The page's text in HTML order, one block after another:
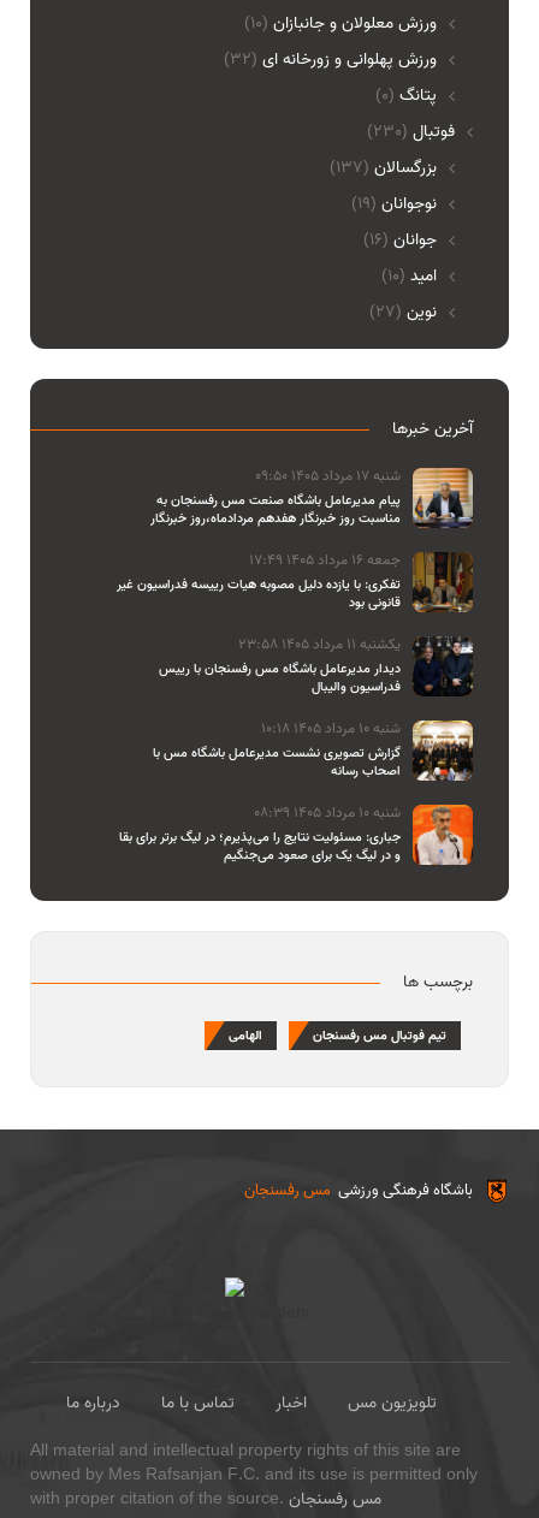
ورزش معلولان و جانبازان (10)
ورزش پهلوانی و زورخانه ای (32)
پتانگ (0)
(230) فوتبال
بزرگسالان (137)
نوجوانان (19)
جوانان (16)
امید (10)
نوین (27)
آخرین خبرها
شنبه 17 مرداد 1405 09:50
پیام مدیرعامل باشگاه صنعت مس رفسنجان به
مناسبت روز خبرنگار هفدهم مردادماه،روز خبرنگار
جمعه 16 مرداد 1405 17:49
تفکری: با یازده دلیل مصوبه هیات رییسه فدراسیون غیر
قانونی بود
یکشنبه 11 مرداد 1405 23:58
دیدار مدیرعامل باشگاه مس رفسنجان با رییس
فدراسیون والیبال
شنبه 10 مرداد 1405 10:18
گزارش تصویری نشست مدیرعامل باشگاه مس با
اصحاب رسانه
شنبه 10 مرداد 1405 08:39
جباری: مسئولیت نتایج را می‌پذیرم؛ در لیگ برتر برای بقا
و در لیگ یک برای صعود می‌جنگیم
برچسب ها
تیم فوتبال مس رفسنجان الهامی
مس رفسنجان باشگاه فرهنگی ورزشی
درباره ما تماس با ما اخبار
تلویزیون مس
All material and intellectual property rights of this site are
owned by Mes Rafsanjan F.C. and its use is permitted only
with proper citation of the source. مس رفسنجان